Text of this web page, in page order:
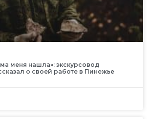
меня нашла»: экскурсовод
о своей работе в Пинежье